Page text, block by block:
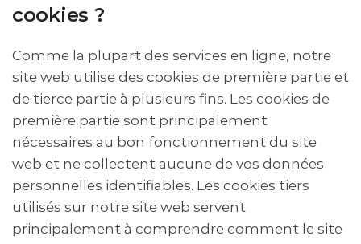
cookies ?
Comme la plupart des services en ligne, notre
site web utilise des cookies de première partie et
de tierce partie à plusieurs fins. Les cookies de
première partie sont principalement
nécessaires au bon fonctionnement du site
web et ne collectent aucune de vos données
personnelles identifiables. Les cookies tiers
utilisés sur notre site web servent
principalement à comprendre comment le site